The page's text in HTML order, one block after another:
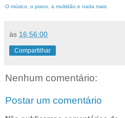
O músico, o piano, a multidão e nada mais
às 16:56:00
Compartilhar
Nenhum comentário:
Postar um comentário